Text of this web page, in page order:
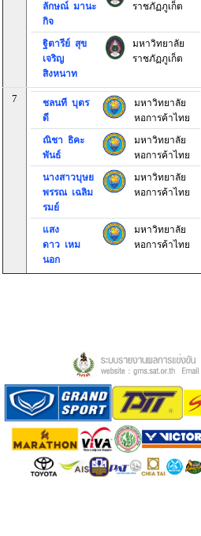
ลักษณ์ มานะ
กิจ
ราชภัฏภูเก็ต
ฐิตารีย์ สุข
เจริญ
สิงหนาท
มหาวิทยาลัย
ราชภัฏภูเก็ต
7
ชลนที บุตร
ดี
มหาวิทยาลัย
หอการค้าไทย
ณิชา ธิคะ
พันธ์
มหาวิทยาลัย
หอการค้าไทย
นางสาวบุษย
พรรณ เฉลิม
รมย์
มหาวิทยาลัย
หอการค้าไทย
แสง
ดาว เหม
นอก
มหาวิทยาลัย
หอการค้าไทย